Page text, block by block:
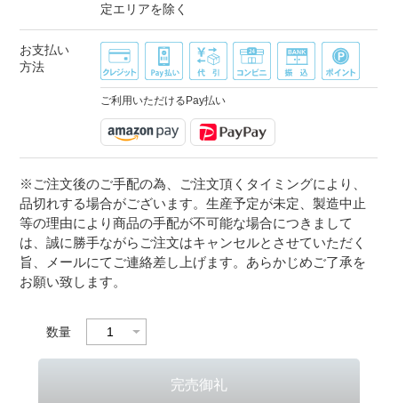
定エリアを除く
お支払い
方法
ご利用いただけるPay払い
※ご注文後のご手配の為、ご注文頂くタイミングにより、
品切れする場合がございます。生産予定が未定、製造中止
等の理由により商品の手配が不可能な場合につきまして
は、誠に勝手ながらご注文はキャンセルとさせていただく
旨、メールにてご連絡差し上げます。あらかじめご了承を
お願い致します。
数量